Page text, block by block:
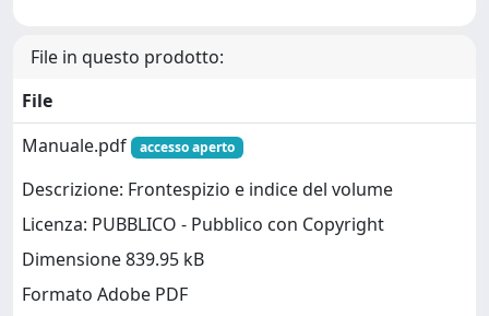
File in questo prodotto:
File
Manuale.pdf
accesso aperto
Descrizione: Frontespizio e indice del volume
Licenza: PUBBLICO - Pubblico con Copyright
Dimensione 839.95 kB
Formato Adobe PDF